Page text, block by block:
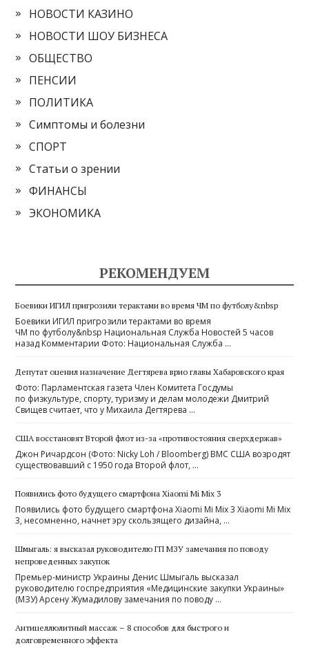
НОВОСТИ КАЗИНО
НОВОСТИ ШОУ БИЗНЕСА
ОБЩЕСТВО
ПЕНСИИ
ПОЛИТИКА
Симптомы и болезни
СПОРТ
Статьи о зрении
ФИНАНСЫ
ЭКОНОМИКА
РЕКОМЕНДУЕМ
Боевики ИГИЛ пригрозили терактами во время ЧМ по футболу&nbsp
Боевики ИГИЛ пригрозили терактами во время
ЧМ по футболу&nbsp Национальная Служба Новостей 5 часов
назад Комментарии Фото: Национальная Служба …
Депутат оценил назначение Дегтярева врио главы Хабаровского края
Фото: Парламентская газета Член Комитета Госдумы
по физкультуре, спорту, туризму и делам молодежи Дмитрий
Свищев считает, что у Михаила Дегтярева …
США восстановят Второй флот из-за «противостояния сверхдержав»
Джон Ричардсон (Фото: Nicky Loh / Bloomberg) ВМС США возродят
существовавший с 1950 года Второй флот, …
Появились фото будущего смартфона Xiaomi Mi Mix 3
Появились фото будущего смартфона Xiaomi Mi Mix 3 Xiaomi Mi Mix
3, несомненно, начнет эру скользящего дизайна, …
Шмыгаль: я высказал руководителю ГП МЗУ замечания по поводу
непроведенных закупок
Премьер-министр Украины Денис Шмыгаль высказал
руководителю госпредприятия «Медицинские закупки Украины»
(МЗУ) Арсену Жумадилову замечания по поводу …
Антицеллюлитный массаж – 8 способов для быстрого и
долговременного эффекта